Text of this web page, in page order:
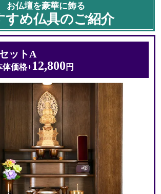
引き出しは桐製で、断熱性が
あり防腐・防虫性が高いです
収納可能領域
幅39×奥行29.5×深さ8cm
出しやす
スライド式経机
お仏壇を豪華に飾る
すめ仏具のご紹介
ットA
体価格+12,800 円